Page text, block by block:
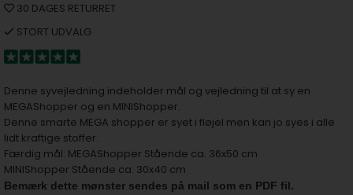
30 DAGES RETURRET
STORT UDVALG
Denne syvejledning indeholder mål og vejledning til at sy en
MEGAShopper og en MINIShopper.
Denne smarte MEGA shopper er syet i fløjel men kan jo syes i alle
lidt kraftige stoffer.
Færdig mål: MEGAShopper Stående ca. 36x50 cm
MINIShopper Stående ca. 30x40 cm
Bemærk dette mønster sendes på mail som en PDF fil.